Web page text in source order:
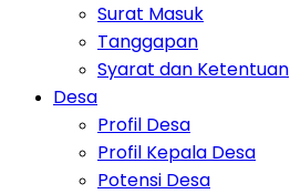
Surat Masuk
Tanggapan
Syarat dan Ketentuan
Desa
Profil Desa
Profil Kepala Desa
Potensi Desa